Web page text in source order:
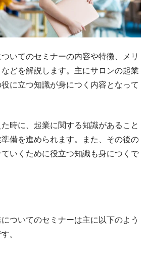
いてのセミナーの内容や特徴、メリ
どを解説します。主にサロンの起業
に立つ知識が身につく内容となって
時に、起業に関する知識があること
備を進められます。また、その後の
いくために役立つ知識も身につくで
ついてのセミナーは主に以下のよう
。